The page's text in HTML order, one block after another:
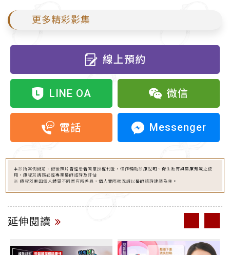
更多精彩影集
線上預約
LINE OA 微信
電話 Messenger
本診所案例術前、術後照片皆經患者同意授權刊登，僅作輔助診療說明、衛生教育與醫療知識之使
用，療程前請務必經專業醫師諮詢及評估
※ 療程效果因個人體質不同而有所差異，個人實際狀況請以醫師諮詢建議為主。
延伸閱讀